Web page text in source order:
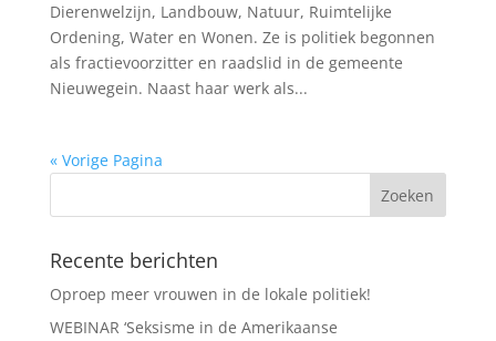
Dierenwelzijn, Landbouw, Natuur, Ruimtelijke
Ordening, Water en Wonen. Ze is politiek begonnen
als fractievoorzitter en raadslid in de gemeente
Nieuwegein. Naast haar werk als...
« Vorige Pagina
Recente berichten
Oproep meer vrouwen in de lokale politiek!
WEBINAR ‘Seksisme in de Amerikaanse